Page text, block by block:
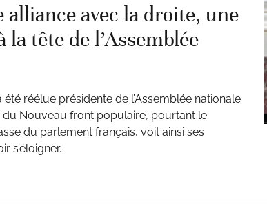
alliance avec la droite, une
tête de l’Assemblée
réélue présidente de l’Assemblée nationale
Nouveau front populaire, pourtant le
du parlement français, voit ainsi ses
s’éloigner.